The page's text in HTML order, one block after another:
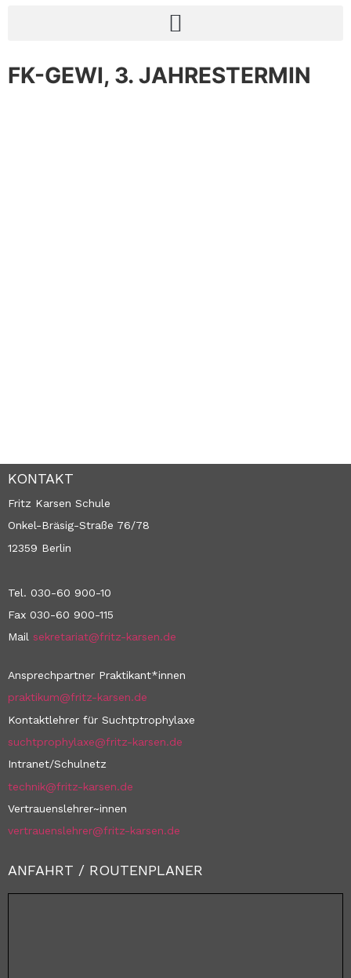
FK-GEWI, 3. JAHRESTERMIN
KONTAKT
Fritz Karsen Schule
Onkel-Bräsig-Straße 76/78
12359 Berlin
Tel. 030-60 900-10
Fax 030-60 900-115
Mail sekretariat@fritz-karsen.de
Ansprechpartner Praktikant*innen
praktikum@fritz-karsen.de
Kontaktlehrer für Suchtptrophylaxe
suchtprophylaxe@fritz-karsen.de
Intranet/Schulnetz
technik@fritz-karsen.de
Vertrauenslehrer~innen
vertrauenslehrer@fritz-karsen.de
ANFAHRT / ROUTENPLANER